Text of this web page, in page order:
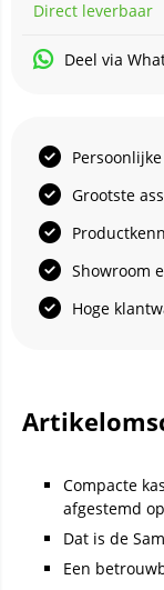
Direct leverbaar
Deel via
Grootste
Showroom
Hoge
Compacte
afgestemd
Dat is de
Een